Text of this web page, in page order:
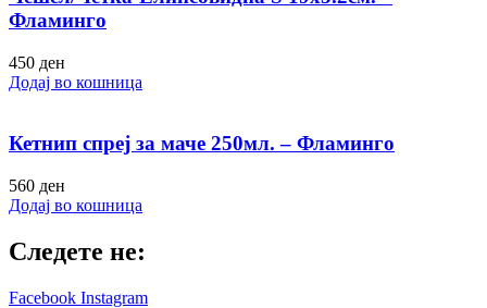
Фламинго
450 ден
Додај во кошница
Кетнип спреј за маче 250мл. – Фламинго
560 ден
Додај во кошница
Следете не:
Facebook Instagram